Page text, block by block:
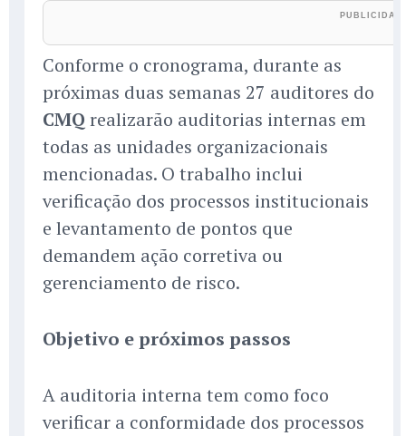
Conforme o cronograma, durante as
próximas duas semanas 27 auditores do
CMQ realizarão auditorias internas em
todas as unidades organizacionais
mencionadas. O trabalho inclui
verificação dos processos institucionais
e levantamento de pontos que
demandem ação corretiva ou
gerenciamento de risco.
Objetivo e próximos passos
A auditoria interna tem como foco
verificar a conformidade dos processos